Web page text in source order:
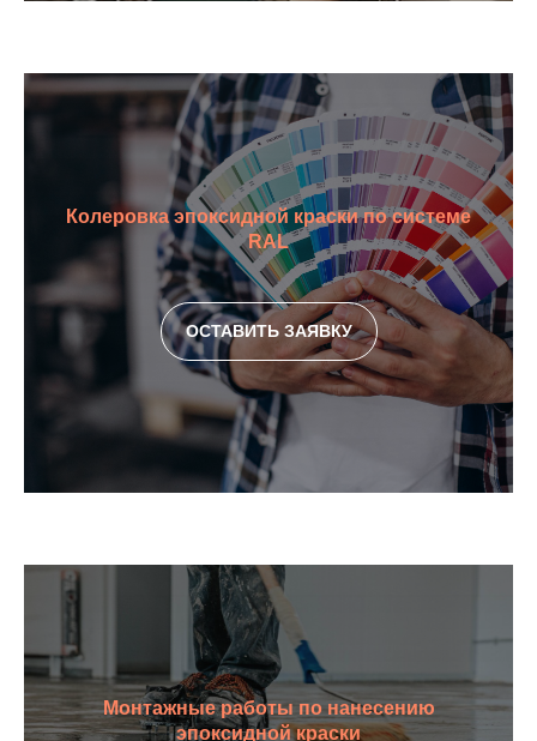
Колеровка эпоксидной краски по системе
RAL
ОСТАВИТЬ ЗАЯВКУ
Монтажные работы по нанесению
эпоксидной краски